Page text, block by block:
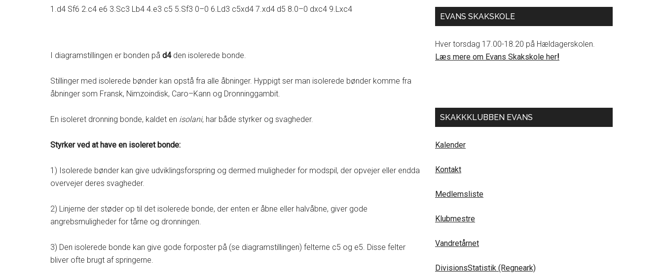
1.d4 Sf6 2.c4 e6 3.Sc3 Lb4 4.e3 c5 5.Sf3 0–0 6.Ld3 c5xd4 7.xd4 d5 8.0–0 dxc4 9.Lxc4
I diagramstillingen er bonden på d4den isolerede bonde.
Stillinger med isolerede bønder kan opstå fra alle åbninger. Hyppigt ser man isolerede bønder komme fra
åbninger som Fransk, Nimzoindisk, Caro–Kann og Dronninggambit.
En isoleret dronning bonde, kaldet en isolani, har både styrker og svagheder.
Styrker ved at have en isoleret bonde:
1) Isolerede bønder kan give udviklingsforspring og dermed muligheder for modspil, der opvejer eller endda
overvejer deres svagheder.
2) Linjerne der støder op til det isolerede bonde, der enten er åbne eller halvåbne, giver gode
angrebsmuligheder for tårne og dronningen.
3) Den isolerede bonde kan give gode forposter på (se diagramstillingen) felterne c5 og e5. Disse felter
bliver ofte brugt af springerne.
EVANS SKAKSKOLE
Hver torsdag 17.00-18.20 på Hældagerskolen.
Læs mere om Evans Skakskole her!
SKAKKKLUBBEN EVANS
Kalender
Kontakt
Medlemsliste
Klubmestre
Vandretårnet
DivisionsStatistik (Regneark)